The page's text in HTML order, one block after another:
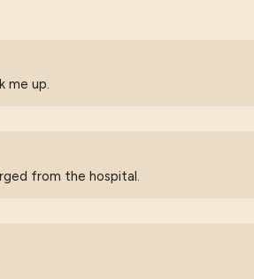
me up.
from the hospital.